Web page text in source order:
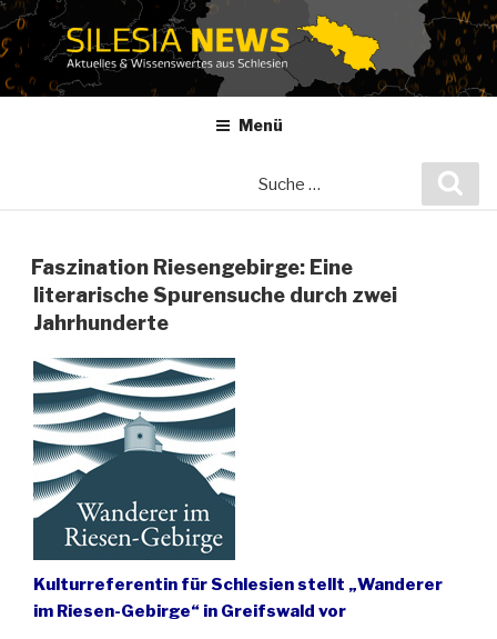
Zum
Inhalt
springen
Menü
Faszination Riesengebirge: Eine
literarische Spurensuche durch zwei
Jahrhunderte
Kulturreferentin für Schlesien stellt „Wanderer
im Riesen-Gebirge“ in Greifswald vor